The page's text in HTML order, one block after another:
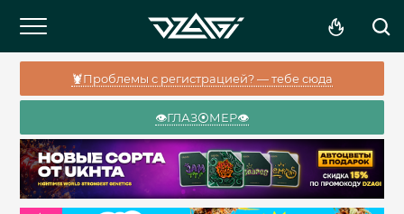
🦞Проблемы с регистрацией? — тебе сюда
👁️ГЛАЗ⦿МЕР👁️